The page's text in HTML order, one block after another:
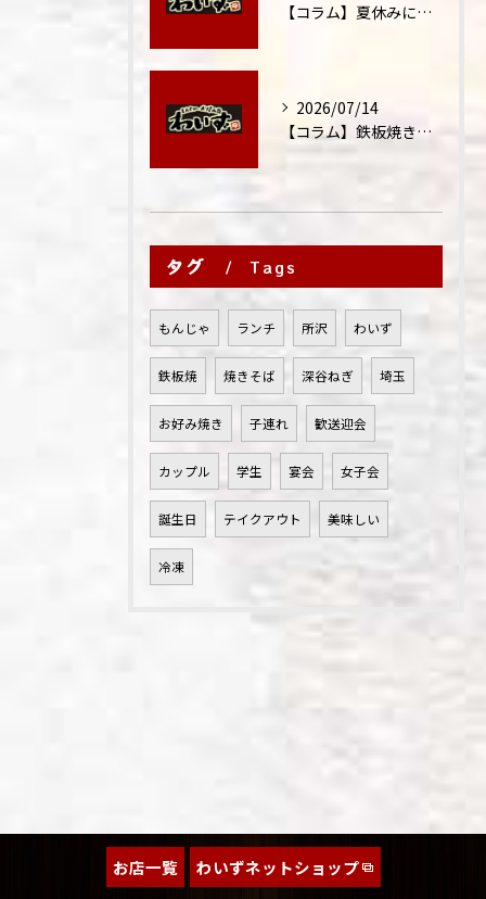
【コラム】夏休みに家族外食が増える理由
2026/07/14
【コラム】鉄板焼きが"コミュニケーション飯"と呼ばれる理由
タグ Tags
もんじゃ ランチ 所沢 わいず
鉄板焼 焼きそば 深谷ねぎ 埼玉
お好み焼き 子連れ 歓送迎会
カップル 学生 宴会 女子会
誕生日 テイクアウト 美味しい
冷凍
お店一覧 わいずネットショップ